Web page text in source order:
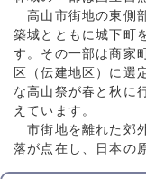
高山市街地の東側
築城とともに城下町
す。その一部は商家
区（伝建地区）に選
な高山祭が春と秋に
えています。
市街地を離れた郊
落が点在し、日本の